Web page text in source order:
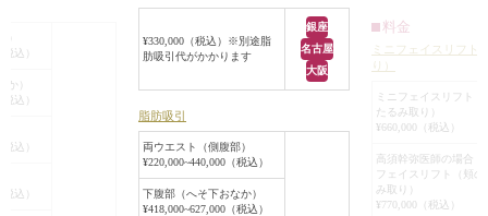
り除いてしまうた
ることもなく効果
す。
込）
か）
込）
込）
込）
元々Eカップはあったそうですが、
授乳が終わった後にはCカップ程度
になってしまったらしく、患者様は
Eカップまで戻したいとご希望され
ていました。
また、ヒアルロン酸豊胸やシリコン
バッグプロテーゼによる豊胸手術は
考えていなく、お尻~太ももにかけ
¥330,000（税込）※別途脂
肪吸引代がかかります
銀座
名古屋
大阪
脂肪吸引
両ウエスト（側腹部）
¥220,000~440,000（税込）
下腹部（へそ下おなか）
¥418,000~627,000（税込）
キズは半年かけて
す。
気になる傷跡は、
お化粧と髪で隠す
ミニフェイスリフ
り）をご検討くだ
料金
ミニフェイスリフト
り）
ミニフェイスリフト（
たるみ取り）
¥660,000（税込）
高須幹弥医師の場合
フェイスリフト（頬の
み取り）
¥770,000（税込）